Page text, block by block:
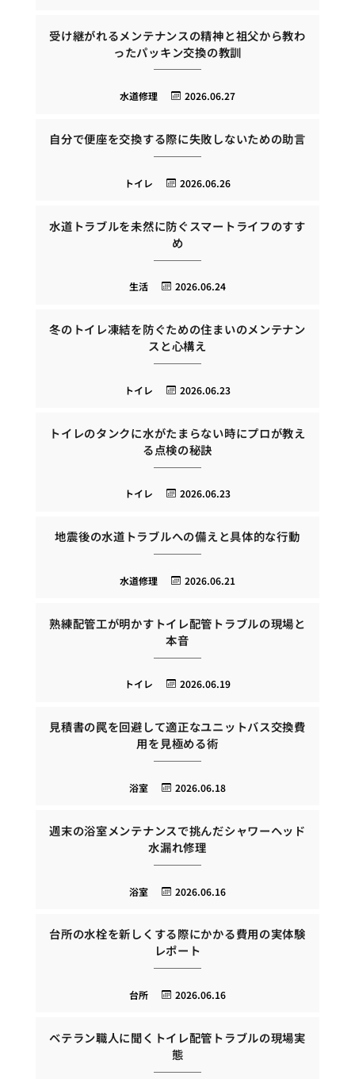
受け継がれるメンテナンスの精神と祖父から教わ
ったパッキン交換の教訓
2026.06.27
水道修理
自分で便座を交換する際に失敗しないための助言
2026.06.26
トイレ
水道トラブルを未然に防ぐスマートライフのすす
め
2026.06.24
生活
冬のトイレ凍結を防ぐための住まいのメンテナン
スと心構え
2026.06.23
トイレ
トイレのタンクに水がたまらない時にプロが教え
る点検の秘訣
2026.06.23
トイレ
地震後の水道トラブルへの備えと具体的な行動
2026.06.21
水道修理
熟練配管工が明かすトイレ配管トラブルの現場と
本音
2026.06.19
トイレ
見積書の罠を回避して適正なユニットバス交換費
用を見極める術
2026.06.18
浴室
週末の浴室メンテナンスで挑んだシャワーヘッド
水漏れ修理
2026.06.16
浴室
台所の水栓を新しくする際にかかる費用の実体験
レポート
2026.06.16
台所
ベテラン職人に聞くトイレ配管トラブルの現場実
態